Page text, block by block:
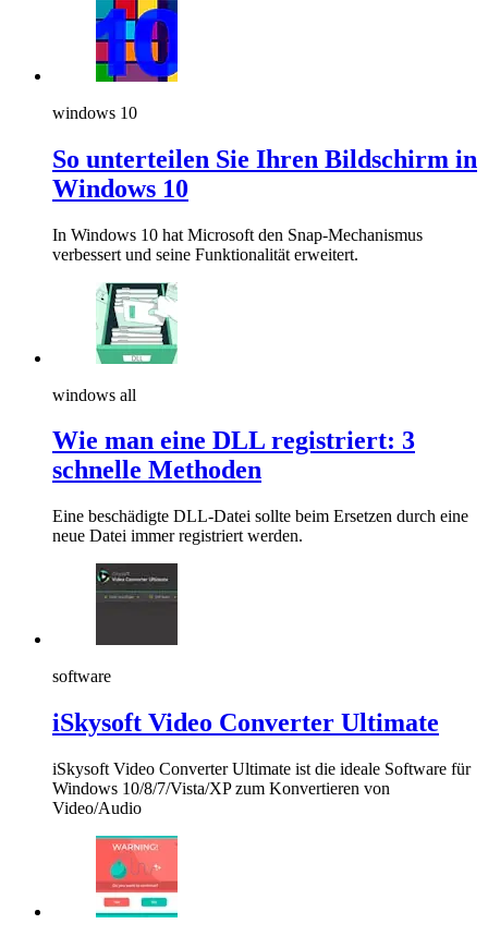
windows 10
So unterteilen Sie Ihren Bildschirm in
Windows 10
In Windows 10 hat Microsoft den Snap-Mechanismus
verbessert und seine Funktionalität erweitert.
windows all
Wie man eine DLL registriert: 3
schnelle Methoden
Eine beschädigte DLL-Datei sollte beim Ersetzen durch eine
neue Datei immer registriert werden.
software
iSkysoft Video Converter Ultimate
iSkysoft Video Converter Ultimate ist die ideale Software für
Windows 10/8/7/Vista/XP zum Konvertieren von
Video/Audio